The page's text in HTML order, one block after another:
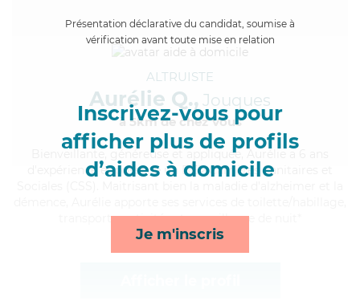
Présentation déclarative du candidat, soumise à
vérification avant toute mise en relation
Inscrivez-vous pour
afficher plus de profils
d’aides à domicile
Je m'inscris
ALTRUISTE
Aurélie Q., Jouques
à 5km de chez Vous
, généreuse et appliquée, Aurélie a 6 ans
d'expérience et possède un BEP Carrières Sanitaires et
transports, activités et surveillance de nuit*